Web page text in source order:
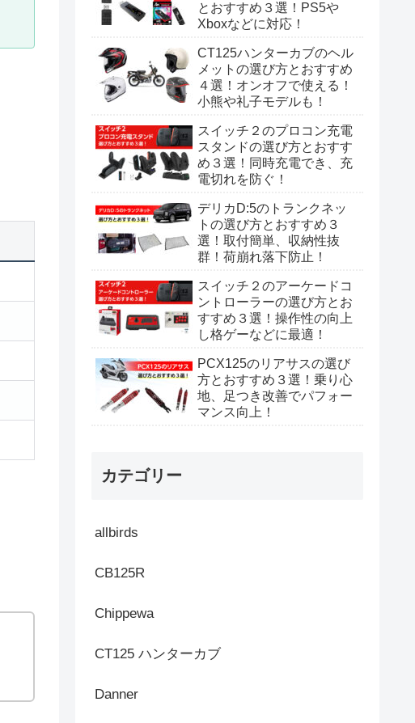
とおすすめ３選！PS5や
Xboxなどに対応！
CT125ハンターカブのヘル
メットの選び方とおすすめ
４選！オンオフで使える！
小熊や礼子モデルも！
スイッチ２のプロコン充電
スタンドの選び方とおすす
め３選！同時充電でき、充
電切れを防ぐ！
デリカD:5のトランクネッ
トの選び方とおすすめ３
選！取付簡単、収納性抜
群！荷崩れ落下防止！
スイッチ２のアーケードコ
ントローラーの選び方とお
すすめ３選！操作性の向上
し格ゲーなどに最適！
PCX125のリアサスの選び
方とおすすめ３選！乗り心
地、足つき改善でパフォー
マンス向上！
カテゴリー
allbirds
CB125R
Chippewa
CT125 ハンターカブ
Danner